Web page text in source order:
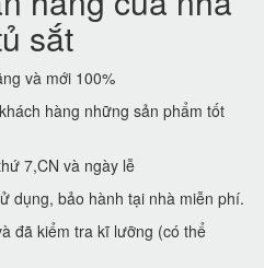
sắt
và mới 100%
hàng những sản phẩm tốt
7,CN và ngày lễ
dụng, bảo hành tại nhà miễn phí.
đã kiểm tra kĩ lưỡng (có thể